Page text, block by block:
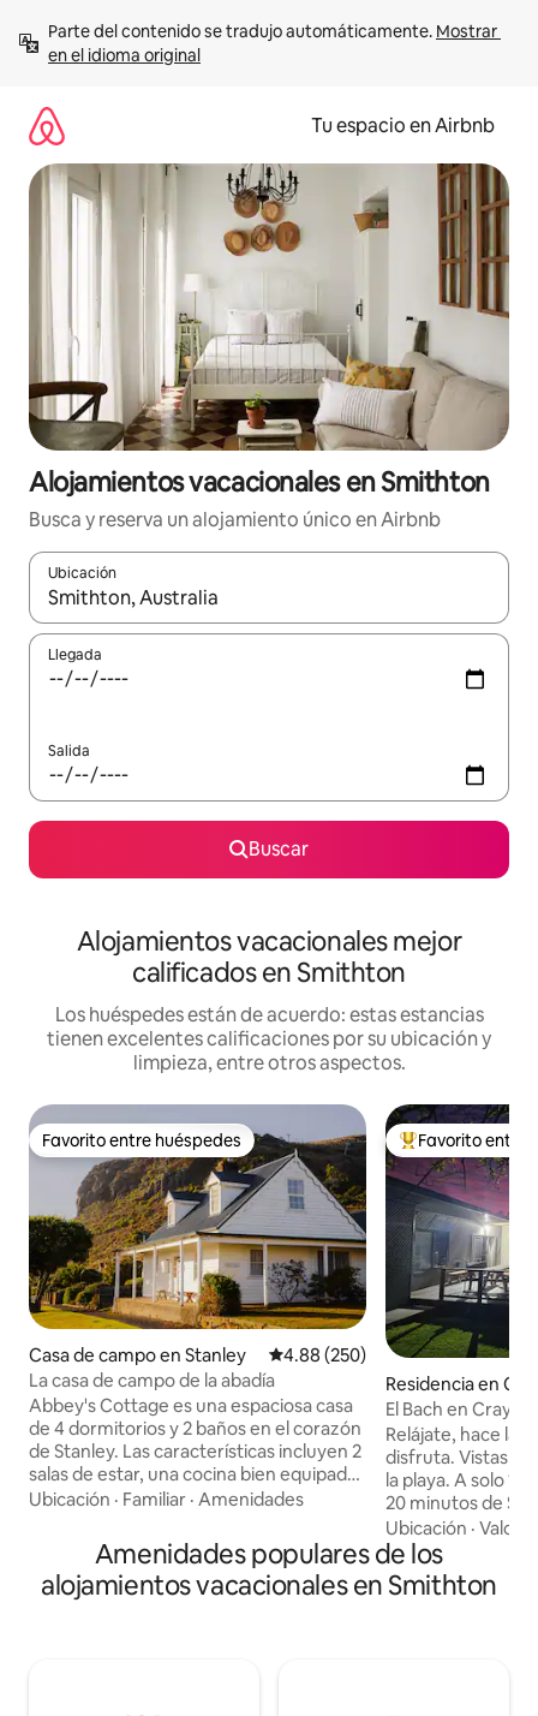
contenido
Parte del contenido se tradujo automáticamente. Mostrar
en el idioma original
Tu espacio en Airbnb
Alojamientos vacacionales en Smithton
Busca y reserva un alojamiento único en Airbnb
Ubicación
Cuando los resultados estén disponibles, podrás navegar
Llegada
Salida
Buscar
Alojamientos vacacionales mejor
calificados en Smithton
Los huéspedes están de acuerdo: estas estancias
tienen excelentes calificaciones por su ubicación y
limpieza, entre otros aspectos.
Favorito entre huéspedes
Favorito entre huéspedes
Casa de campo en Stanley Calificación promedio: 4.88 de
4.88 (250)
La casa de campo de la abadía
Abbey's Cottage es una espaciosa casa
de 4 dormitorios y 2 baños en el corazón
de Stanley. Las características incluyen 2
salas de estar, una cocina bien equipada
con vistas al mar, un baño profundo
leña. Arriba tiene una habitación queen,
una habitación doble y un baño. En la
planta baja tiene una habitación tamaño
Ubicación · Familiar · Amenidades
De los mejores
Favorito entre
Residencia en
ek
El Bach en
Relájate, hace
disfruta. Vistas
la playa. A solo 12 minutos de Stanley, a
20 minutos de
gran
Wynyard.
comidas a solo 5
gasolineras que
Ubicación ·Valor
Amenidades populares de los
alojamientos vacacionales en Smithton